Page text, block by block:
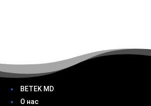
BETEK MD
О нас